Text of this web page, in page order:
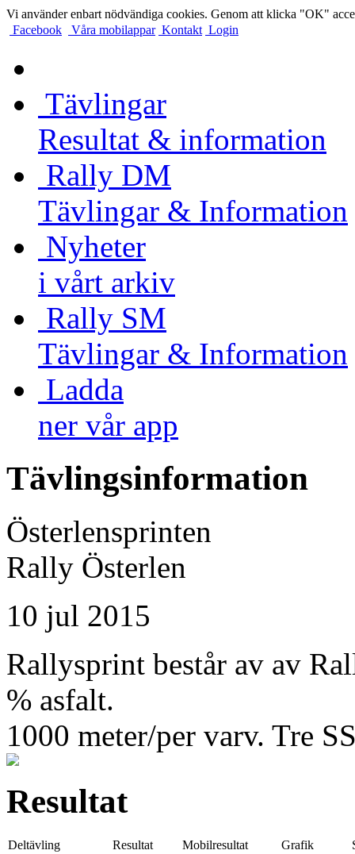
Vi använder enbart nödvändiga cookies. Genom att klicka "OK"
Facebook
Våra mobilappar Kontakt Login
Tävlingar
Resultat & information
Rally DM
Tävlingar & Information
Nyheter
i vårt arkiv
Rally SM
Tävlingar & Information
Ladda
ner vår app
Tävlingsinformation
Österlensprinten
Rally Österlen
10 jul 2015
Rallysprint består av av
% asfalt.
1000 meter/per varv. Tre
Resultat
Deltävling Resultat Mobilresultat Grafik